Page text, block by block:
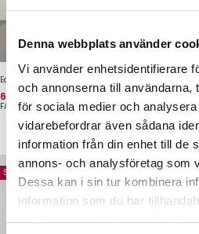
Denna webbplats använder
Vi använder enhetsidentifierare
och annonserna till användarna,
för sociala medier och
vidarebefordrar även sådana
information från din enhet till de
annons- och analysföretag som
Dessa kan i sin tur kombinera
information som du har
samlat in när du har använt
Equilibre Oversize Hoodie Light Grey
Hinta
69 € Normaalihinta
89 €
FAMME
69
Säästä 10 €